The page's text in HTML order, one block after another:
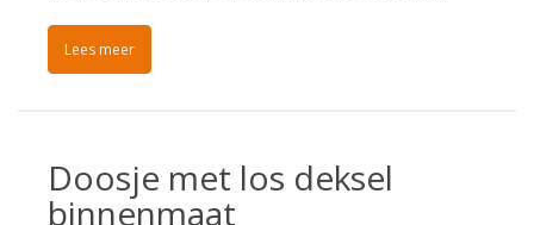
Lees meer
Doosje met los deksel
binnenmaat